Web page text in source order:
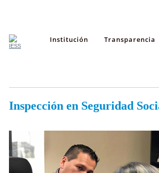
Institución Transparencia
Inspección en Seguridad